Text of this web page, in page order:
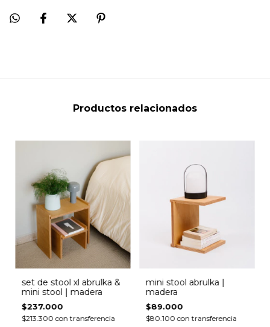
Productos relacionados
set de stool xl abrulka &
mini stool | madera
$237.000
$213.300con transferencia
mini stool abrulka |
madera
$89.000
$80.100con transferencia